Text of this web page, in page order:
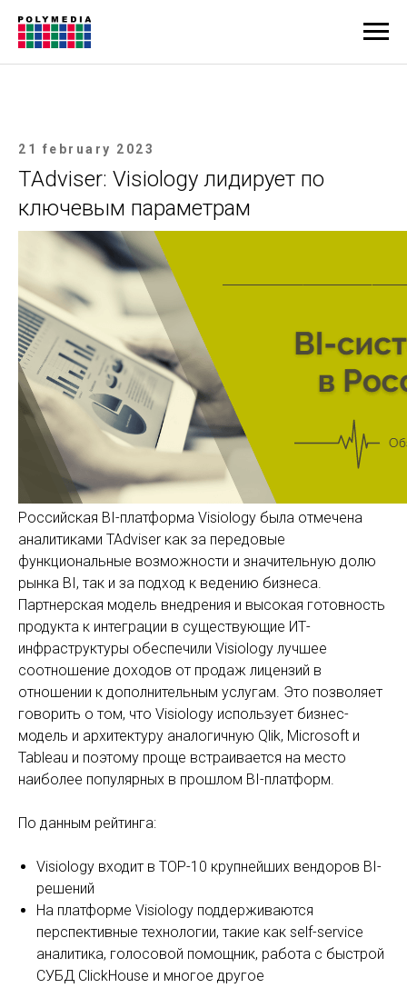
21 february 2023
TAdviser: Visiology лидирует по
ключевым параметрам
Российская BI-платформа Visiology была отмечена
аналитиками TAdviser как за передовые
функциональные возможности и значительную долю
рынка BI, так и за подход к ведению бизнеса.
Партнерская модель внедрения и высокая готовность
продукта к интеграции в существующие ИТ-
инфраструктуры обеспечили Visiology лучшее
соотношение доходов от продаж лицензий в
отношении к дополнительным услугам. Это позволяет
говорить о том, что Visiology использует бизнес-
модель и архитектуру аналогичную Qlik, Microsoft и
Tableau и поэтому проще встраивается на место
наиболее популярных в прошлом BI-платформ.
По данным рейтинга:
Visiology входит в TOP-10 крупнейших вендоров BI-
решений
На платформе Visiology поддерживаются
перспективные технологии, такие как self-service
аналитика, голосовой помощник, работа с быстрой
СУБД ClickHouse и многое другое